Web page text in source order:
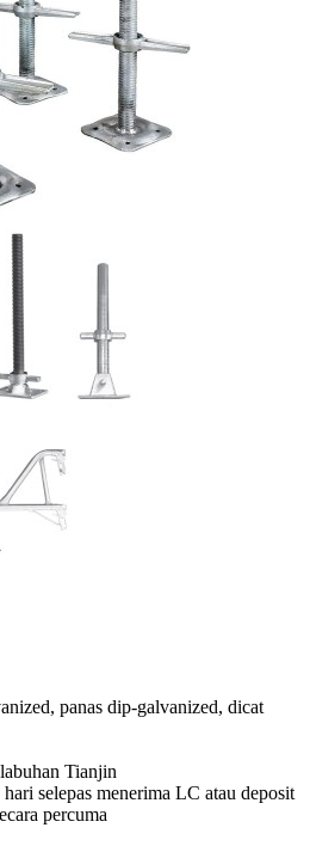
panas dip-galvanized, dicat
Tianjin
selepas menerima LC atau deposit
percuma